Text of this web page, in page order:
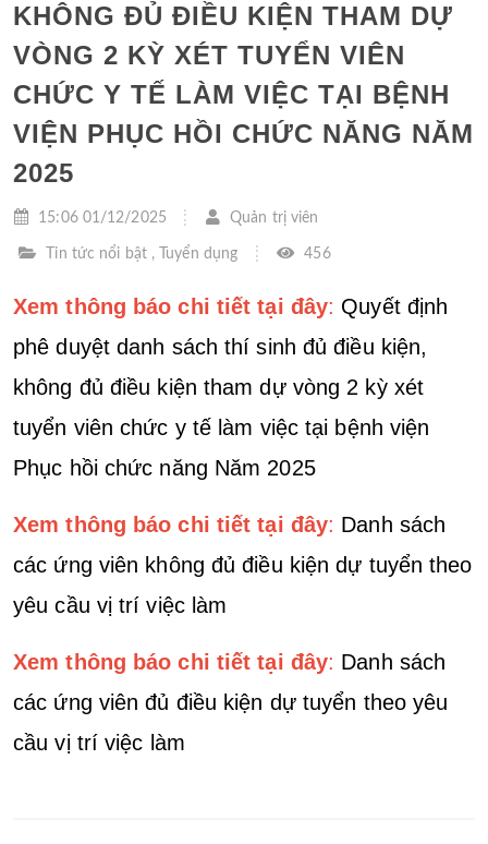
KHÔNG ĐỦ ĐIỀU KIỆN THAM DỰ
VÒNG 2 KỲ XÉT TUYỂN VIÊN
CHỨC Y TẾ LÀM VIỆC TẠI BỆNH
VIỆN PHỤC HỒI CHỨC NĂNG NĂM
2025
15:06 01/12/2025 Quản trị viên
Tin tức nổi bật, Tuyển dụng 456
Xem thông báo chi tiết tại đây: Quyết định
phê duyệt danh sách thí sinh đủ điều kiện,
không đủ điều kiện tham dự vòng 2 kỳ xét
tuyển viên chức y tế làm việc tại bệnh viện
Phục hồi chức năng Năm 2025
Xem thông báo chi tiết tại đây: Danh sách
các ứng viên không đủ điều kiện dự tuyển theo
yêu cầu vị trí việc làm
Xem thông báo chi tiết tại đây: Danh sách
các ứng viên đủ điều kiện dự tuyển theo yêu
cầu vị trí việc làm